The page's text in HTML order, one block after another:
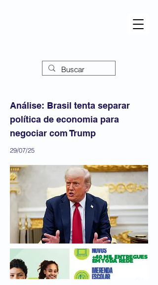
Análise: Brasil tenta separar
política de economia para
negociar com Trump
29/07/25